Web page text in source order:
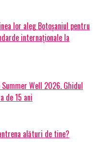
lor aleg Botoșaniul pentru
internaționale la
Well 2026. Ghidul
de 15 ani
alături de tine?